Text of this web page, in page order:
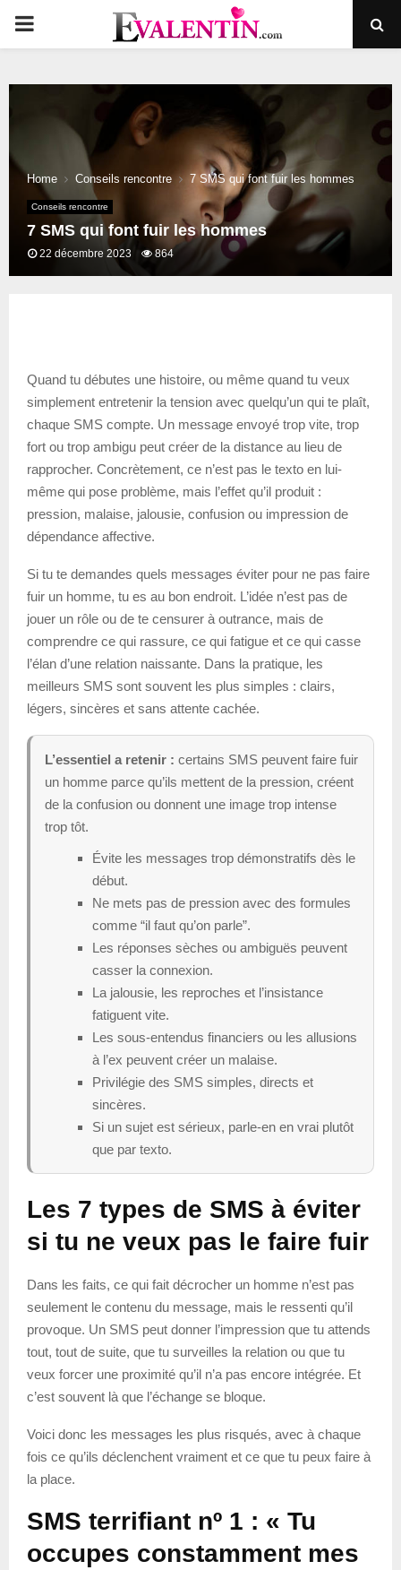
PRIMARY
Home Conseils rencontre 7 SMS qui font fuir les hommes
Conseils rencontre
7 SMS qui font fuir les hommes
22 décembre 2023 864
Quand tu débutes une histoire, ou même quand tu veux
simplement entretenir la tension avec quelqu’un qui te plaît,
chaque SMS compte. Un message envoyé trop vite, trop
fort ou trop ambigu peut créer de la distance au lieu de
rapprocher. Concrètement, ce n’est pas le texto en lui-
même qui pose problème, mais l’effet qu’il produit :
pression, malaise, jalousie, confusion ou impression de
dépendance affective.
Si tu te demandes quels messages éviter pour ne pas faire
fuir un homme, tu es au bon endroit. L’idée n’est pas de
jouer un rôle ou de te censurer à outrance, mais de
comprendre ce qui rassure, ce qui fatigue et ce qui casse
l’élan d’une relation naissante. Dans la pratique, les
meilleurs SMS sont souvent les plus simples : clairs,
légers, sincères et sans attente cachée.
L’essentiel a retenir : certains SMS peuvent faire fuir
un homme parce qu’ils mettent de la pression, créent
de la confusion ou donnent une image trop intense
trop tôt.
Évite les messages trop démonstratifs dès le
début.
Ne mets pas de pression avec des formules
comme “il faut qu’on parle”.
Les réponses sèches ou ambiguës peuvent
casser la connexion.
La jalousie, les reproches et l’insistance
fatiguent vite.
Les sous-entendus financiers ou les allusions
à l’ex peuvent créer un malaise.
Privilégie des SMS simples, directs et
sincères.
Si un sujet est sérieux, parle-en en vrai plutôt
que par texto.
Les 7 types de SMS à éviter
si tu ne veux pas le faire fuir
Dans les faits, ce qui fait décrocher un homme n’est pas
seulement le contenu du message, mais le ressenti qu’il
provoque. Un SMS peut donner l’impression que tu attends
tout, tout de suite, que tu surveilles la relation ou que tu
veux forcer une proximité qu’il n’a pas encore intégrée. Et
c’est souvent là que l’échange se bloque.
Voici donc les messages les plus risqués, avec à chaque
fois ce qu’ils déclenchent vraiment et ce que tu peux faire à
la place.
SMS terrifiant nº 1 : « Tu
occupes constamment mes